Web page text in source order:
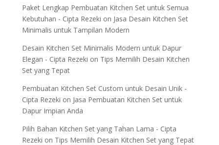
Paket Lengkap Pembuatan Kitchen Set untuk Semua
Kebutuhan - Cipta Rezeki on Jasa Desain Kitchen Set
Minimalis untuk Tampilan Modern
Desain Kitchen Set Minimalis Modern untuk Dapur
Elegan - Cipta Rezeki on Tips Memilih Desain Kitchen
Set yang Tepat
Pembuatan Kitchen Set Custom untuk Desain Unik -
Cipta Rezeki on Jasa Pembuatan Kitchen Set untuk
Dapur Impian Anda
Pilih Bahan Kitchen Set yang Tahan Lama - Cipta
Rezeki on Tips Memilih Desain Kitchen Set yang Tepat